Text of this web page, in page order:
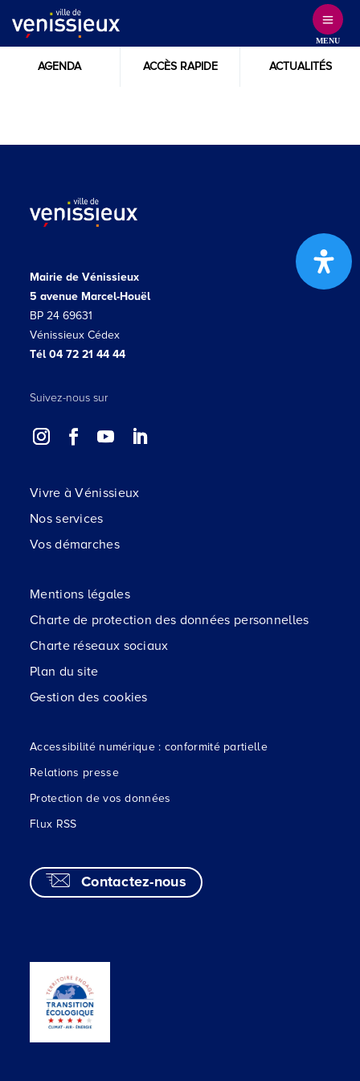
Content
MENU
AGENDA ACCÈS RAPIDE ACTUALITÉS
Mairie de Vénissieux
5 avenue Marcel-Houël
BP 24 69631
Vénissieux Cédex
Tél 04 72 21 44 44
Suivez-nous sur
Vivre à Vénissieux
Nos services
Vos démarches
Mentions légales
Charte de protection des données personnelles
Charte réseaux sociaux
Plan du site
Gestion des cookies
Accessibilité numérique : conformité partielle
Relations presse
Protection de vos données
Flux RSS
Contactez-nous